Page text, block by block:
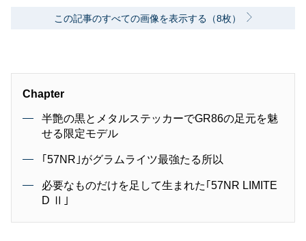
この記事のすべての画像を表示する（8枚）
Chapter
半艶の黒とメタルステッカーでGR86の足元を魅
せる限定モデル
｢57NR｣がグラムライツ最強たる所以
必要なものだけを足して生まれた｢57NR LIMITE
D Ⅱ｣